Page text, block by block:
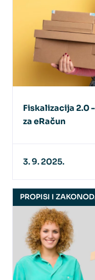
Fiskalizacija 2.0
za eRačun
3. 9. 2025.
PROPISI I